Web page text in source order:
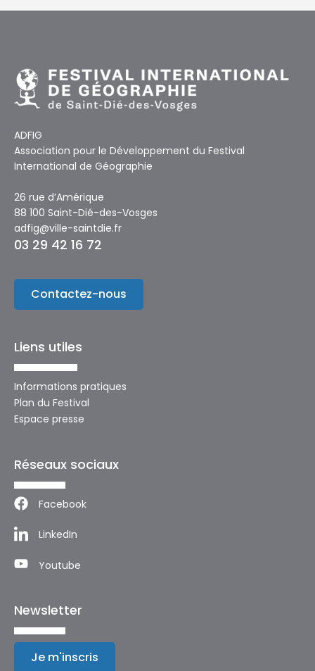
ADFIG
Association pour le Développement du Festival
International de Géographie
26 rue d’Amérique
88 100 Saint-Dié-des-Vosges
adfig@ville-saintdie.fr
03 29 42 16 72
Contactez-nous
Liens utiles
Informations pratiques
Plan du Festival
Espace presse
Réseaux sociaux
Facebook
LinkedIn
Youtube
Newsletter
Je m'inscris